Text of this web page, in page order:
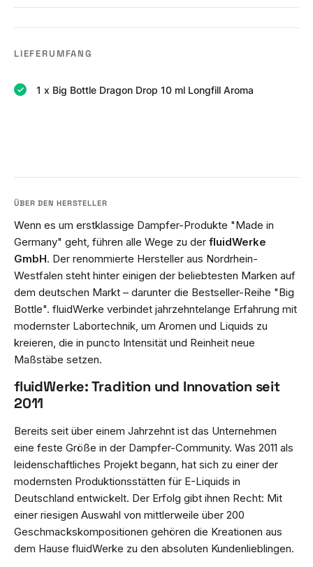
LIEFERUMFANG
1 x Big Bottle Dragon Drop 10 ml Longfill Aroma
Wenn es um erstklassige Dampfer-Produkte "Made in
Germany" geht, führen alle Wege zu der fluidWerke
GmbH. Der renommierte Hersteller aus Nordrhein-
Westfalen steht hinter einigen der beliebtesten Marken auf
dem deutschen Markt – darunter die Bestseller-Reihe "Big
Bottle". fluidWerke verbindet jahrzehntelange Erfahrung mit
modernster Labortechnik, um Aromen und Liquids zu
kreieren, die in puncto Intensität und Reinheit neue
Maßstäbe setzen.
fluidWerke: Tradition und Innovation seit
2011
Bereits seit über einem Jahrzehnt ist das Unternehmen
eine feste Größe in der Dampfer-Community. Was 2011 als
leidenschaftliches Projekt begann, hat sich zu einer der
modernsten Produktionsstätten für E-Liquids in
Deutschland entwickelt. Der Erfolg gibt ihnen Recht: Mit
einer riesigen Auswahl von mittlerweile über 200
Geschmackskompositionen gehören die Kreationen aus
dem Hause fluidWerke zu den absoluten Kundenlieblingen.